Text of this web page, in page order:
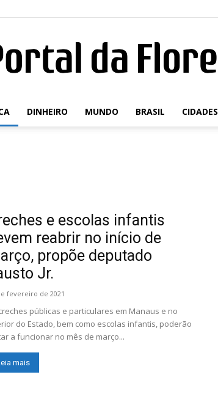
Portal
DINHEIRO MUNDO BRASIL CIDADES
e escolas infantis
reabrir no início de
propõe deputado
Jr.
fevereiro de 2021
públicas e particulares em Manaus e no
do Estado, bem como escolas infantis, poderão
a funcionar no mês de março...
mais